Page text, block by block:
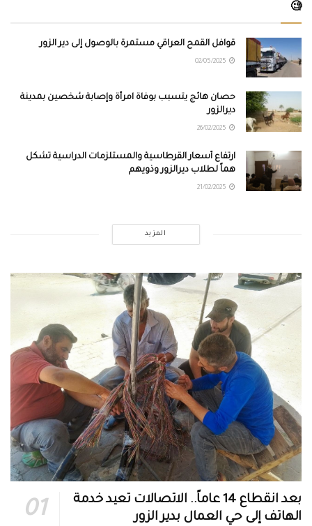
🧐
قوافل القمح العراقي مستمرة بالوصول إلى دير الزور
حصان هائج يتسبب بوفاة امرأة وإصابة شخصين بمدينة
ديرالزور
ارتفاع أسعار القرطاسية والمستلزمات الدراسية تشكل
هماً لطلاب ديرالزور وذويهم
المزيد
بعد انقطاع 14 عاماً.. الاتصالات تعيد خدمة
الهاتف إلى حي العمال بدير الزور